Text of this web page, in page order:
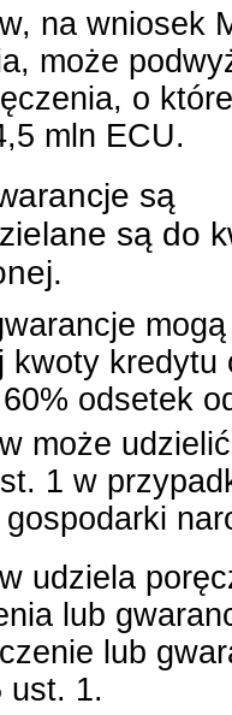
na wniosek
może
o
mln ECU.
są
są do
kwoty kredytu
odsetek
może
1 w
udziela
lub
lub
ust. 1.